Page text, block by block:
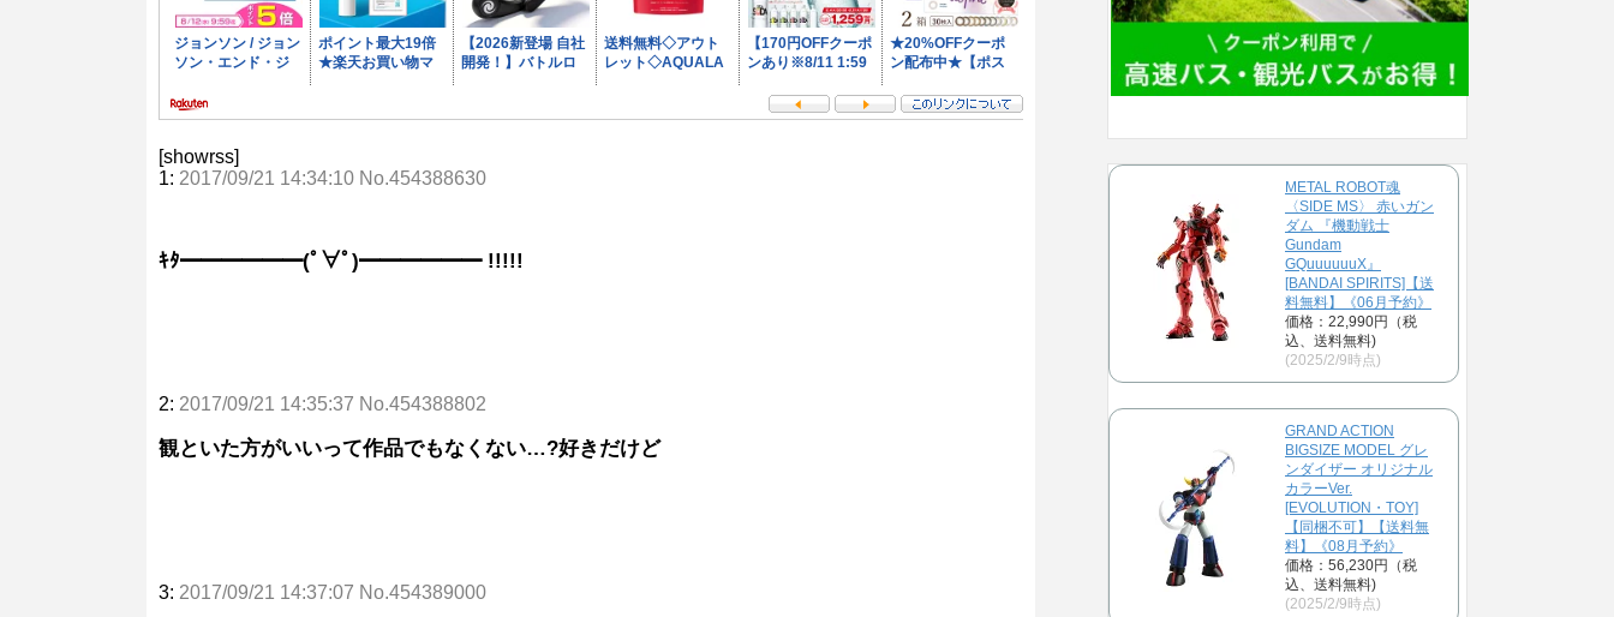
[showrss]
1: 2017/09/21 14:34:10 No.454388630
ｷﾀ━━━━━━(ﾟ∀ﾟ)━━━━━━ !!!!!
2: 2017/09/21 14:35:37 No.454388802
観といた方がいいって作品でもなくない…?好きだけど
3: 2017/09/21 14:37:07 No.454389000
METAL ROBOT魂
〈SIDE MS〉 赤いガン
ダム 『機動戦士
Gundam
GQuuuuuuX』
[BANDAI SPIRITS]【送
料無料】《06月予約》
価格：22,990円（税
込、送料無料)
(2025/2/9時点)
GRAND ACTION
BIGSIZE MODEL グレ
ンダイザー オリジナル
カラーVer.
[EVOLUTION・TOY]
【同梱不可】【送料無
料】《08月予約》
価格：56,230円（税
込、送料無料)
(2025/2/9時点)